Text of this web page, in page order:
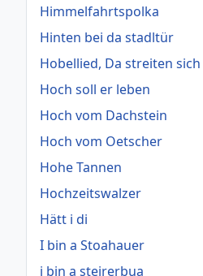
Himmelfahrtspolka
Hinten bei da stadltür
Hobellied, Da streiten
Hoch soll er leben
Hoch vom Dachstein
Hoch vom Oetscher
Hohe Tannen
Hochzeitswalzer
Hätt i di
I bin a Stoahauer
i bin a steirerbua